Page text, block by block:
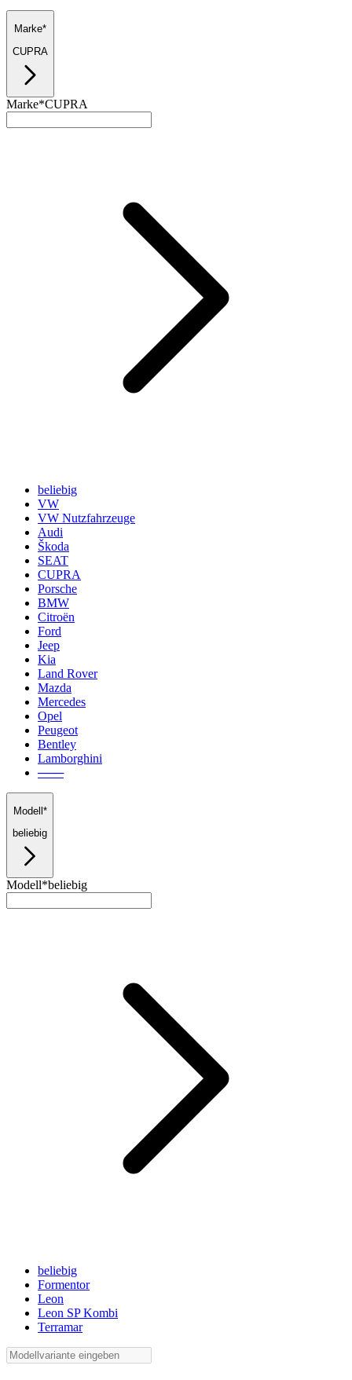
Marke*
CUPRA
Marke*CUPRA
beliebig
VW
VW Nutzfahrzeuge
Audi
Škoda
SEAT
CUPRA
Porsche
BMW
Citroën
Ford
Jeep
Kia
Land Rover
Mazda
Mercedes
Opel
Peugeot
Bentley
Lamborghini
───
Modell*
beliebig
Modell*beliebig
beliebig
Formentor
Leon
Leon SP Kombi
Terramar